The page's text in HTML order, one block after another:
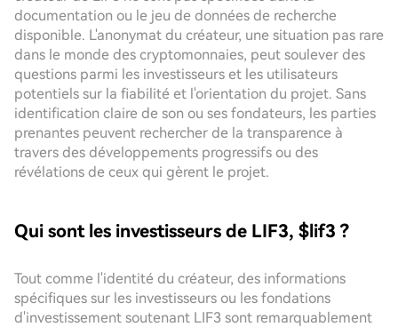
documentation ou le jeu de données de recherche
disponible. L'anonymat du créateur, une situation pas rare
dans le monde des cryptomonnaies, peut soulever des
questions parmi les investisseurs et les utilisateurs
potentiels sur la fiabilité et l'orientation du projet. Sans
identification claire de son ou ses fondateurs, les parties
prenantes peuvent rechercher de la transparence à
travers des développements progressifs ou des
révélations de ceux qui gèrent le projet.
Qui sont les investisseurs de LIF3, $lif3 ?
Tout comme l'identité du créateur, des informations
spécifiques sur les investisseurs ou les fondations
d'investissement soutenant LIF3 sont remarquablement